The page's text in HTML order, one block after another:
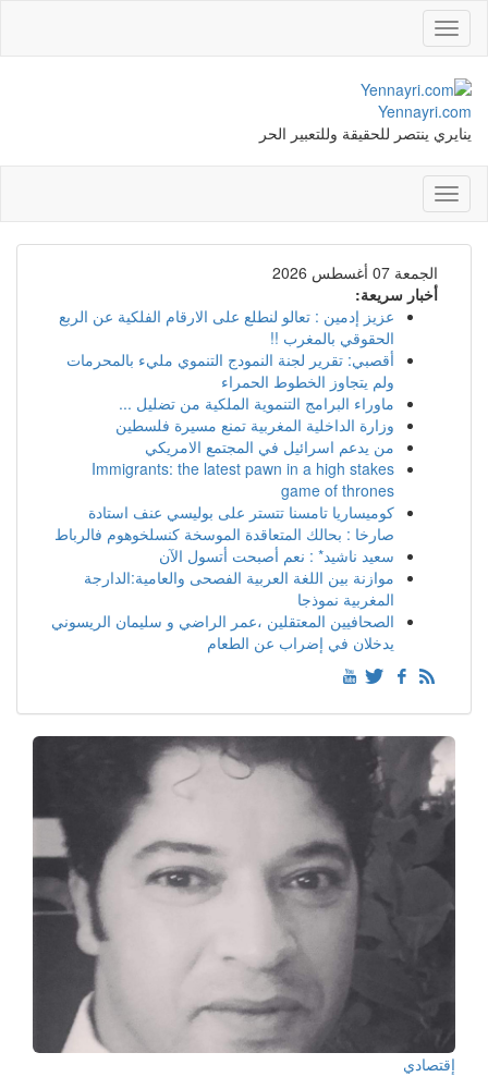
Toggle
navigation
Yennayri.com
ينايري ينتصر للحقيقة وللتعبير الحر
Toggle
navigation
الجمعة 07 أغسطس 2026
أخبار سريعة:
عزيز إدمين : تعالو لنطلع على الارقام الفلكية عن الربع
الحقوقي بالمغرب !!
أقصبي: تقرير لجنة النمودج التنموي مليء بالمحرمات
ولم يتجاوز الخطوط الحمراء
ماوراء البرامج التنموية الملكية من تضليل ...
وزارة الداخلية المغربية تمنع مسيرة فلسطين
من يدعم اسرائيل في المجتمع الامريكي
Immigrants: the latest pawn in a high stakes
game of thrones
كوميساريا تامسنا تتستر على بوليسي عنف استادة
صارخا : بحالك المتعاقدة الموسخة كنسلخوهوم فالرباط
سعيد ناشيد* : نعم أصبحت أتسول الآن
موازنة بين اللغة العربية الفصحى والعامية:الدارجة
المغربية نموذجا
الصحافيين المعتقلين ،عمر الراضي و سليمان الريسوني
يدخلان في إضراب عن الطعام
إقتصادي